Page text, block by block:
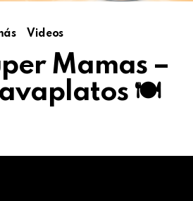
Videos
Mamas –
🍽